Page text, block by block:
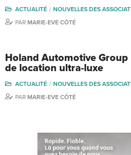
ACTUALITÉ
NOUVELLES DES
PAR MARIE-EVE CÔTÉ
Holand Automotive
de location ultra-luxe
ACTUALITÉ
NOUVELLES DES
PAR MARIE-EVE CÔTÉ